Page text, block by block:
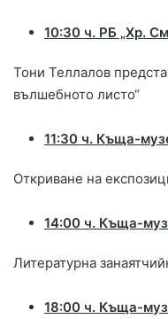
10:30 ч. РБ „Хр.
Тони Теллалов
вълшебното листо“
11:30 ч. Къща-
Откриване на
14:00 ч. Къща-
Литературна
18:00 ч. Къща-